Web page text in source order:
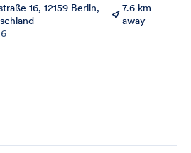
16, 12159 Berlin,
7.6 km
away